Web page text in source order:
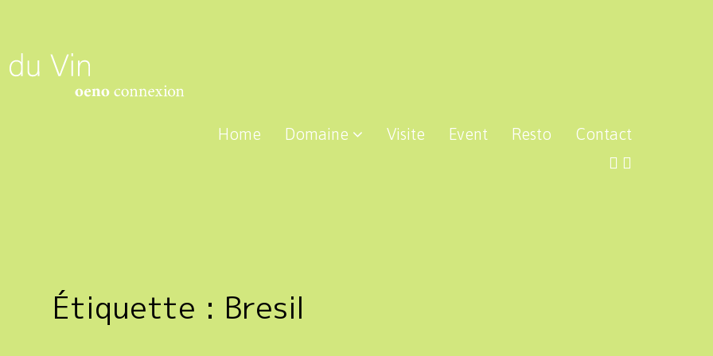
Home Domaine Visite Event Resto Contact
Étiquette : Bresil